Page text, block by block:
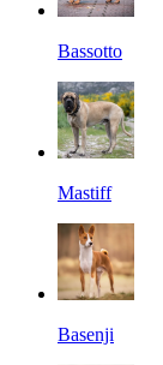
Bassotto
Mastiff
Basenji